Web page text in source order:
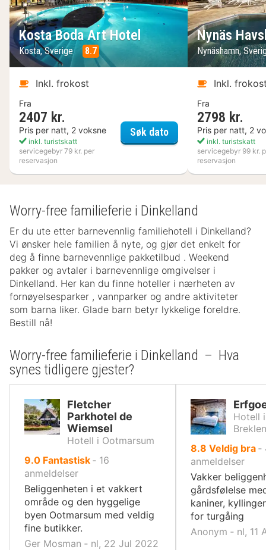
Kosta Boda Art Hotel
Kosta, Sverige 8.7
Inkl. frokost
Fra
2407 kr.
Pris per natt, 2 voksne
inkl. turistskatt
servicegebyr 79 kr. per
reservasjon
Søk datoKosta Boda Art Hotel
Nynäs
Nynäshamn,
Inkl.
Fra
2798 kr.
Pris per natt, 2
inkl. turistskatt
servicegebyr 99 kr.
reservasjon
Worry-free familieferie i Dinkelland
Er du ute etter barnevennlig familiehotell i Dinkelland?
Vi ønsker hele familien å nyte, og gjør det enkelt for
deg å finne barnevennlige pakketilbud . Weekend
pakker og avtaler i barnevennlige omgivelser i
Dinkelland. Her kan du finne hoteller i nærheten av
fornøyelsesparker , vannparker og andre aktiviteter
som barna liker. Glade barn betyr lykkelige foreldre.
Bestill nå!
Worry-free familieferie i Dinkelland – Hva
synes tidligere gjester?
Fletcher
Parkhotel de
Wiemsel
Hotell i Ootmarsum
9.0av
10,
Fantastisk ‐ 16
anmeldelser
Beliggenheten i et vakkert
område og den hyggelige
byen Ootmarsum med veldig
fine butikker.
Ger Mosman ‐ nl, 22 Jul 2022
Hotell
8.8 av
10,
Veldig bra ‐
anmeldelser
Vakker
gårdsfølelse
kaniner,
for turgåing
Anonym ‐ nl, 11